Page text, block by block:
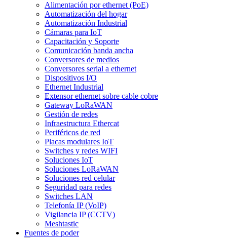
Alimentación por ethernet (PoE)
Automatización del hogar
Automatización Industrial
Cámaras para IoT
Capacitación y Soporte
Comunicación banda ancha
Conversores de medios
Conversores serial a ethernet
Dispositivos I/O
Ethernet Industrial
Extensor ethernet sobre cable cobre
Gateway LoRaWAN
Gestión de redes
Infraestructura Ethercat
Periféricos de red
Placas modulares IoT
Switches y redes WIFI
Soluciones IoT
Soluciones LoRaWAN
Soluciones red celular
Seguridad para redes
Switches LAN
Telefonía IP (VoIP)
Vigilancia IP (CCTV)
Meshtastic
Fuentes de poder